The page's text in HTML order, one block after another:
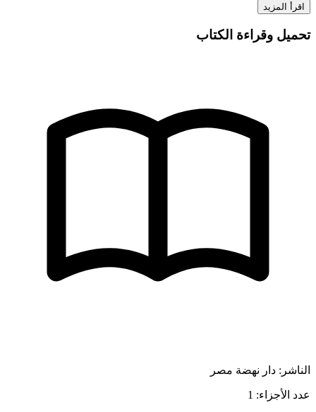
اقرأ المزيد
تحميل وقراءة الكتاب
الناشر: دار نهضة مصر
عدد الأجزاء: 1